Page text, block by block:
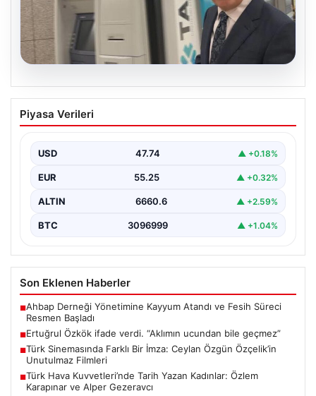
06.08.2026
Ertuğrul Özkök ifade verdi. “Aklımın
ucundan bile geçmez”
Piyasa Verileri
USD 47.74 ▲ +0.18%
EUR 55.25 ▲ +0.32%
ALTIN 6660.6 ▲ +2.59%
BTC 3096999 ▲ +1.04%
Son Eklenen Haberler
■Ahbap Derneği Yönetimine Kayyum Atandı ve Fesih Süreci
Resmen Başladı
■Ertuğrul Özkök ifade verdi. “Aklımın ucundan bile geçmez”
■Türk Sinemasında Farklı Bir İmza: Ceylan Özgün Özçelik’in
Unutulmaz Filmleri
■Türk Hava Kuvvetleri’nde Tarih Yazan Kadınlar: Özlem
Karapınar ve Alper Gezeravcı